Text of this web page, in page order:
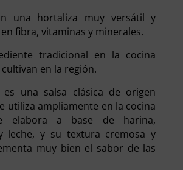
una hortaliza muy versátil y
fibra, vitaminas y minerales.
tradicional en la cocina
en la región.
es una salsa clásica de origen
utiliza ampliamente en la cocina
elabora a base de harina,
leche, y su textura cremosa y
muy bien el sabor de las